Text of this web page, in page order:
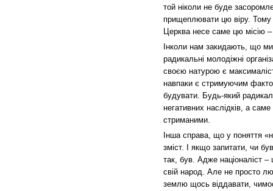
той ніколи не буде
прищеплювати цю віру. Тому
Церква несе саме цю місію
Інколи нам закидають, що ми
радикальні молодіжні
своєю натурою є
навпаки є стримуючим
будувати. Будь-який
негативних наслідків, а
стриманими.
Інша справа, що у поняття
зміст. І якщо запитати, чи
так, був. Адже націоналіст
свій народ. Але не просто
землю щось віддавати,